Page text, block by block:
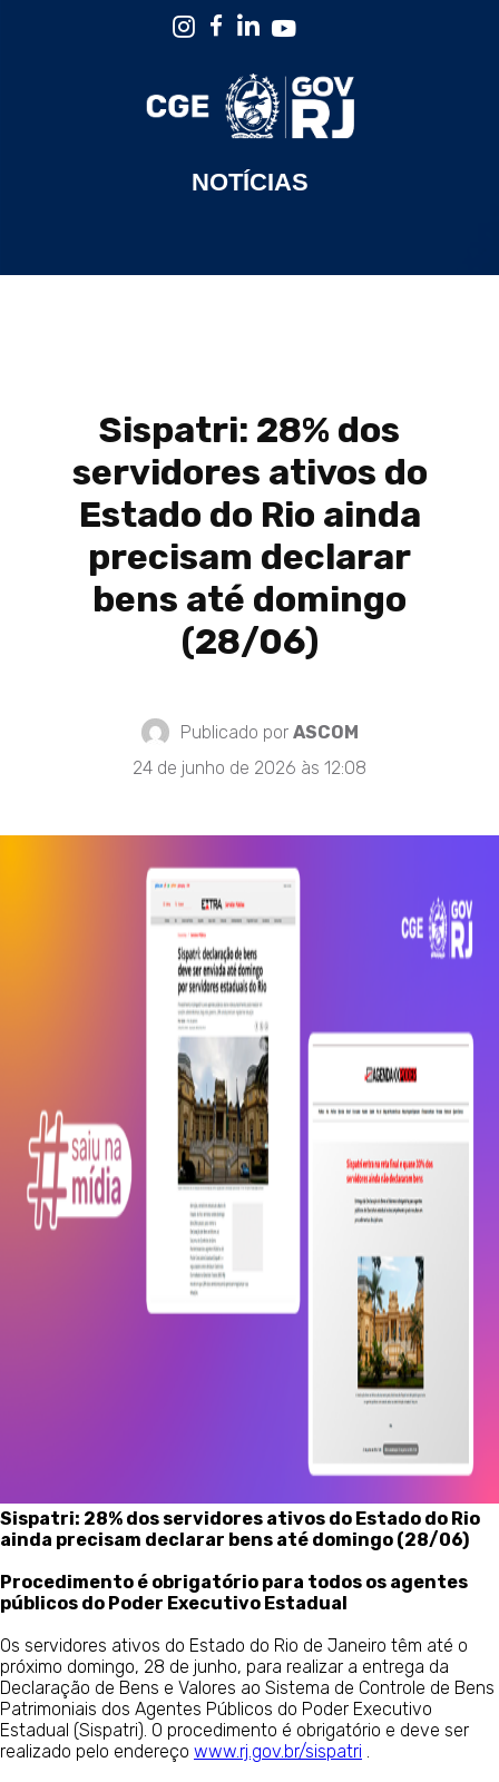
NOTÍCIAS
Sispatri: 28% dos
servidores ativos do
Estado do Rio ainda
precisam declarar
bens até domingo
(28/06)
Publicado por ASCOM
24 de junho de 2026 às 12:08
Sispatri: 28% dos servidores ativos do Estado do Rio
ainda precisam declarar bens até domingo (28/06)
Procedimento é obrigatório para todos os agentes
públicos do Poder Executivo Estadual
Os servidores ativos do Estado do Rio de Janeiro têm até o
próximo domingo, 28 de junho, para realizar a entrega da
Declaração de Bens e Valores ao Sistema de Controle de Bens
Patrimoniais dos Agentes Públicos do Poder Executivo
Estadual (Sispatri). O procedimento é obrigatório e deve ser
realizado pelo endereço www.rj.gov.br/sispatri .